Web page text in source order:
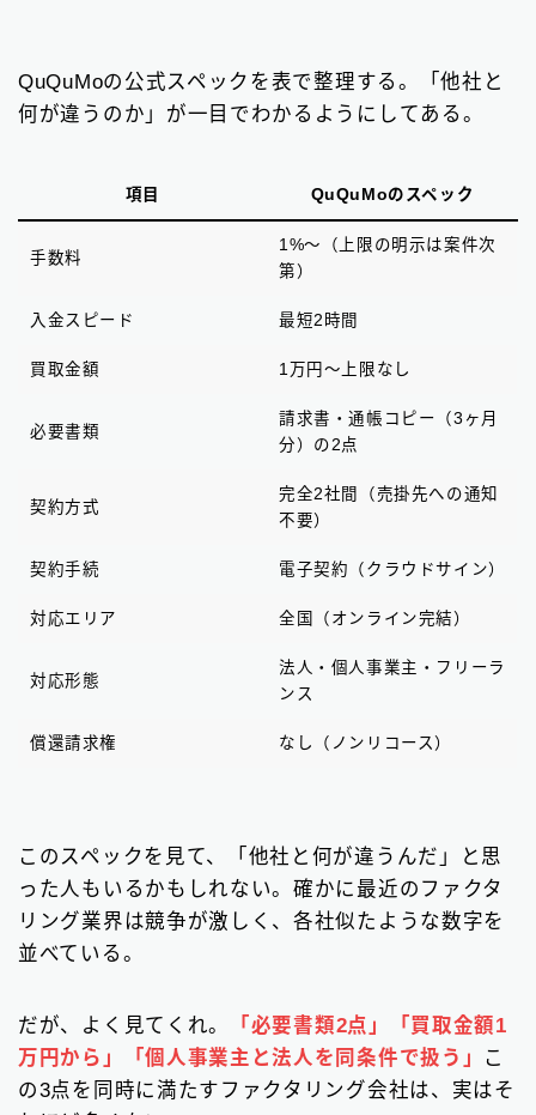
QuQuMoの公式スペックを表で整理する。「他社と
何が違うのか」が一目でわかるようにしてある。
項目 QuQuMoのスペック
手数料
1%〜（上限の明示は案件次
第）
入金スピード 最短2時間
買取金額 1万円〜上限なし
必要書類
請求書・通帳コピー（3ヶ月
分）の2点
契約方式
完全2社間（売掛先への通知
不要）
契約手続 電子契約（クラウドサイン）
対応エリア 全国（オンライン完結）
対応形態
法人・個人事業主・フリーラ
ンス
償還請求権 なし（ノンリコース）
このスペックを見て、「他社と何が違うんだ」と思
った人もいるかもしれない。確かに最近のファクタ
リング業界は競争が激しく、各社似たような数字を
並べている。
だが、よく見てくれ。
「必要書類2点」「買取金額1
万円から」「個人事業主と法人を同条件で扱う」 こ
の3点を同時に満たすファクタリング会社は、実はそ